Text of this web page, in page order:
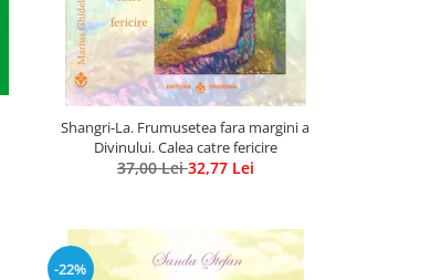
Shangri-La. Frumusetea fara margini a
Divinului. Calea catre fericire
37,00 Lei32,77 Lei
-22%